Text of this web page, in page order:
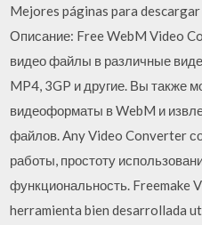
Mejores páginas para
Описание: Free WebM Video
видео файлы в различные
MP4, 3GP и другие. Вы также
видеоформаты в WebM и
файлов. Any Video Converter
работы, простоту
функциональность. Freemake
herramienta bien desarrollada